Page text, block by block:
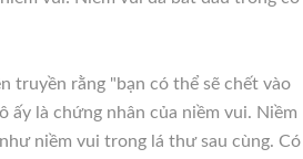
truyền rằng "bạn có thể sẽ chết vào
ấy là chứng nhân của niềm vui. Niềm
niềm vui trong lá thư sau cùng. Có